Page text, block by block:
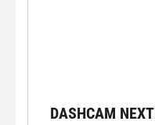
DASHCAM